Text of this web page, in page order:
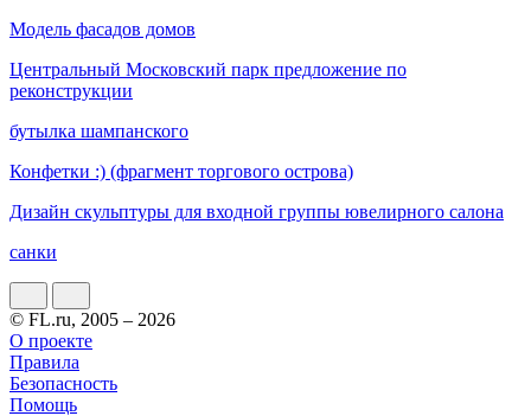
Модель фасадов домов
Центральный Московский парк предложение по
реконструкции
бутылка шампанского
Конфетки :) (фрагмент торгового острова)
Дизайн скульптуры для входной группы ювелирного салона
санки
© FL.ru, 2005 – 2026
О проекте
Правила
Безопасность
Помощь